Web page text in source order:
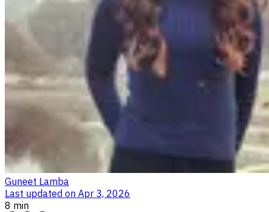
Guneet Lamba
Last updated on Apr 3, 2026
8 min